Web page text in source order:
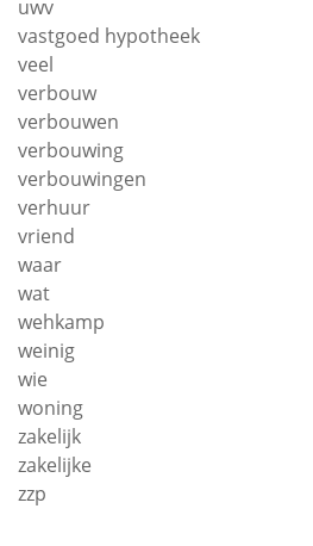
uwv
vastgoed hypotheek
veel
verbouw
verbouwen
verbouwing
verbouwingen
verhuur
vriend
waar
wat
wehkamp
weinig
wie
woning
zakelijk
zakelijke
zzp